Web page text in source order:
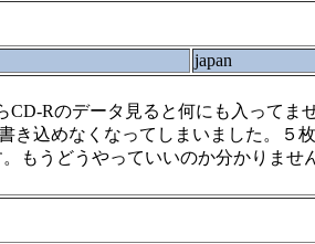
japan
Rのデータ見ると何にも入ってま
込めなくなってしまいました。５
うどうやっていいのか分かりませ